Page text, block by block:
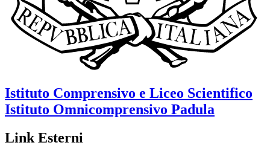
Istituto Comprensivo e Liceo Scientifico
Istituto Omnicomprensivo Padula
Link Esterni